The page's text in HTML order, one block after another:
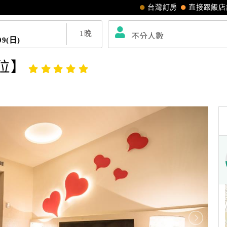
直接跟飯
台灣訂房
日)
1 晚
】